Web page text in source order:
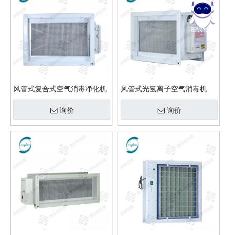
风管式复合式空气消毒净化机
询价
风管式光氢离子空气消毒机
询价
在线客服